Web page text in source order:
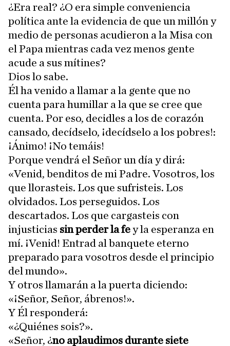
¿Era real? ¿O era simple conveniencia
política ante la evidencia de que un millón y
medio de personas acudieron a la Misa con
el Papa mientras cada vez menos gente
acude a sus mítines?
Dios lo sabe.
Él ha venido a llamar a la gente que no
cuenta para humillar a la que se cree que
cuenta. Por eso, decidles a los de corazón
cansado, decídselo, ¡decídselo a los pobres!:
¡Ánimo! ¡No temáis!
Porque vendrá el Señor un día y dirá:
«Venid, benditos de mi Padre. Vosotros, los
que llorasteis. Los que sufristeis. Los
olvidados. Los perseguidos. Los
descartados. Los que cargasteis con
injusticias sin perder la fey la esperanza en
mí. ¡Venid! Entrad al banquete eterno
preparado para vosotros desde el principio
del mundo».
Y otros llamarán a la puerta diciendo:
«¡Señor, Señor, ábrenos!».
Y Él responderá:
«¿Quiénes sois?».
«Señor, ¿no aplaudimos durante siete